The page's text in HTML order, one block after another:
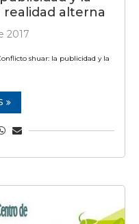
alterna
2017
shuar: la publicidad y la